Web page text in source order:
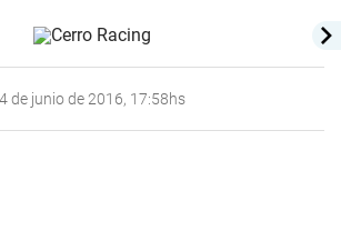
4 de junio de 2016, 17:58hs